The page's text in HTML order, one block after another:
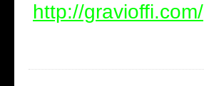
http://gravioffi.com/